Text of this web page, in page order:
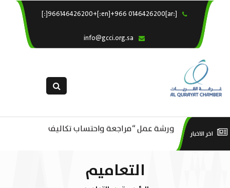
[:ar]966146426200+[:en]+966 0146426200[:] ×
خدماتنا
التقديم الالكترونى
اخر الاخبار
ورشة عمل “مراجعة واحتساب تكاليف
لقطاع الترفيه – الثقافة – السياحة”
التعاميم